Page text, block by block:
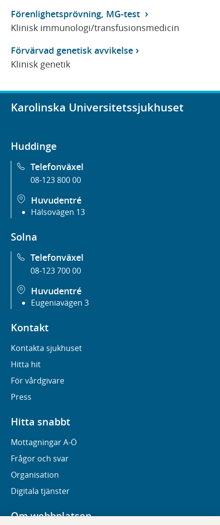
Förenlighetsprövning, MG-test
Klinisk immunologi/transfusionsmedicin
Förvärvad genetisk avvikelse
Klinisk genetik
Karolinska Universitetssjukhuset
Huddinge
Telefonväxel
08-123 800 00
Huvudentré
Hälsovägen 13
Solna
Telefonväxel
08-123 700 00
Huvudentré
Eugeniavägen 3
Kontakt
Kontakta sjukhuset
Hitta hit
För vårdgivare
Press
Hitta snabbt
Mottagningar A-Ö
Frågor och svar
Organisation
Digitala tjänster
Om webbplatsen